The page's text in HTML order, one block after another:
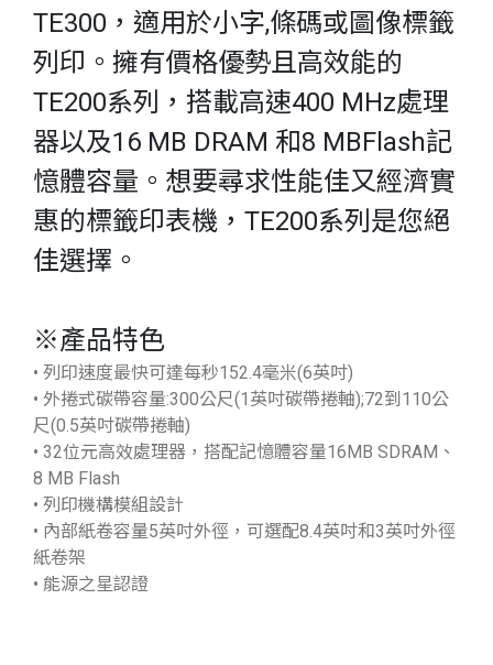
TE300，適用於小字,條碼或圖像標籤
列印。擁有價格優勢且高效能的
TE200系列，搭載高速400 MHz處理
器以及16 MB DRAM 和8 MBFlash記
憶體容量。想要尋求性能佳又經濟實
惠的標籤印表機，TE200系列是您絕
佳選擇。
※產品特色
• 列印速度最快可達每秒152.4毫米(6英吋)
• 外捲式碳帶容量:300公尺(1英吋碳帶捲軸);72到110公
尺(0.5英吋碳帶捲軸)
• 32位元高效處理器，搭配記憶體容量16MB SDRAM、
8 MB Flash
• 列印機構模組設計
• 內部紙卷容量5英吋外徑，可選配8.4英吋和3英吋外徑
紙卷架
• 能源之星認證